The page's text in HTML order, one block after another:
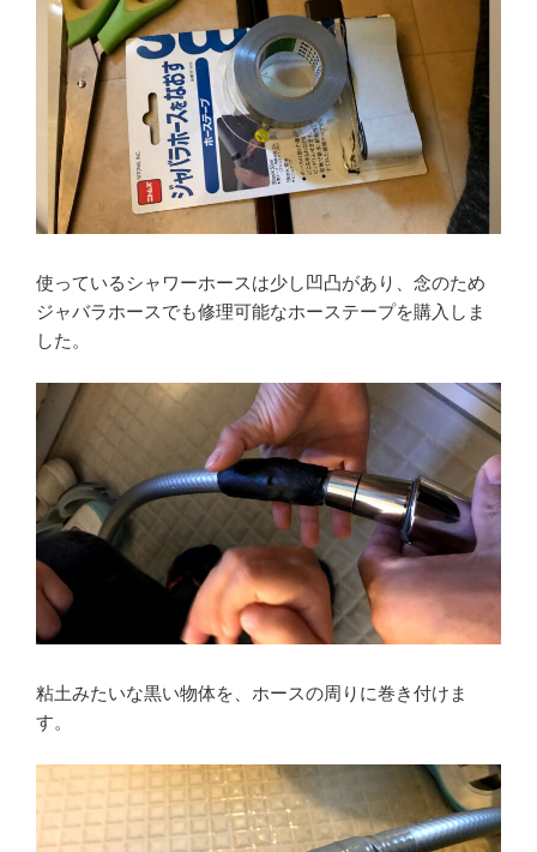
使っているシャワーホースは少し凹凸があり、念のため
ジャバラホースでも修理可能なホーステープを購入しま
した。
粘土みたいな黒い物体を、ホースの周りに巻き付けま
す。